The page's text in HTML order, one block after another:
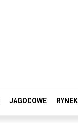
JAGODOWE RYNEK